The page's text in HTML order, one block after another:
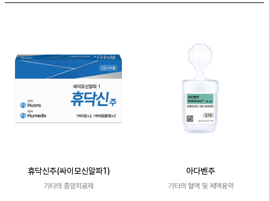
휴닥신주(싸이모신알파1)
기타의 종양치료제
아다벤주
기타의 혈액 및 체액용약